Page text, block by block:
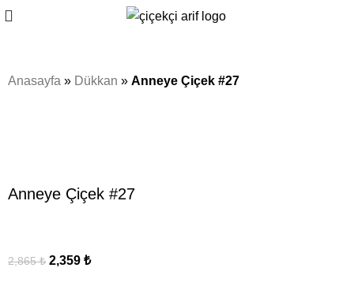
Anasayfa » Dükkan »Anneye Çiçek #27
Anneye Çiçek #27
2,865₺ 2,359₺